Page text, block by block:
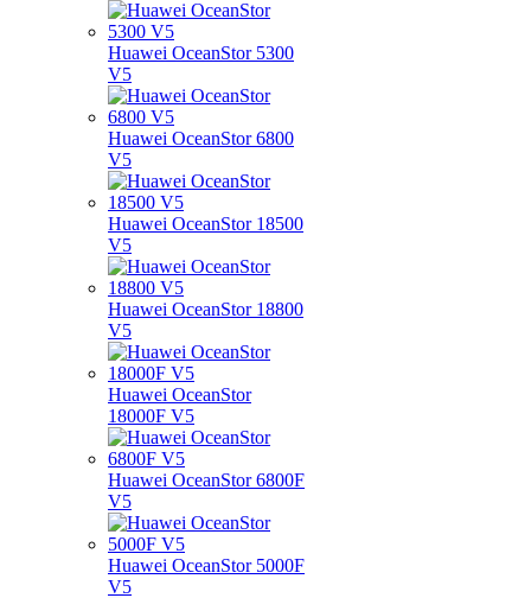
Huawei OceanStor 5300
V5
Huawei OceanStor 6800
V5
Huawei OceanStor 18500
V5
Huawei OceanStor 18800
V5
Huawei OceanStor
18000F V5
Huawei OceanStor 6800F
V5
Huawei OceanStor 5000F
V5